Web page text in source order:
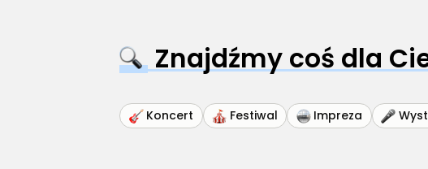
Znajdźmy coś dla
Koncert Festiwal Impreza